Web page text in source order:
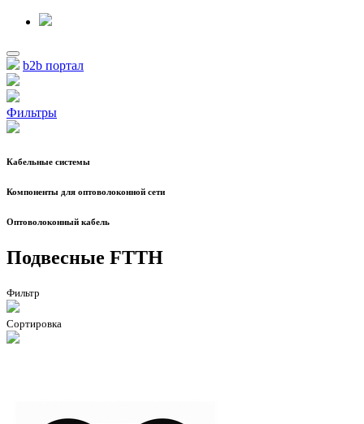
b2b портал
Фильтры
Кабельные системы
Компоненты для оптоволоконной сети
Оптоволоконный кабель
Подвесные FTTH
Фильтр
Сортировка